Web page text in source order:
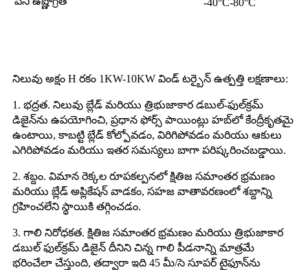
-40°C-80°C
నిలువు అక్షం H రకం 1KW-10KW విండ్ టర్బైన్ ఉత్పత్తి లక్షణాలు:
1. భద్రత. నిలువు బ్లేడ్ మరియు త్రిభుజాకార డబుల్-ఫుల్‌క్రమ్
డిజైన్‌ను ఉపయోగించి, ప్రధాన ఫోర్స్ పాయింట్లు హబ్‌లో కేంద్రీకృతమై
ఉంటాయి, కాబట్టి బ్లేడ్ కోల్పోవడం, విరిగిపోవడం మరియు ఆకులు
ఎగిరిపోవడం మరియు ఇతర సమస్యలు బాగా పరిష్కరించబడ్డాయి.
2. శబ్దం. విమాన రెక్కల రూపకల్పనలో క్షితిజ సమాంతర భ్రమణం
మరియు బ్లేడ్ అప్లికేషన్ వాడకం, సహజ వాతావరణంలో శబ్దాన్ని
గ్రహించలేని స్థాయికి తగ్గించడం.
3. గాలి నిరోధకత. క్షితిజ సమాంతర భ్రమణం మరియు త్రిభుజాకార
డబుల్ ఫుల్‌క్రమ్ డిజైన్ దీనిని చిన్న గాలి పీడనాన్ని మాత్రమే
భరించేలా చేస్తుంది, తద్వారా ఇది 45 మీ/సె సూపర్ టైఫూన్‌ను